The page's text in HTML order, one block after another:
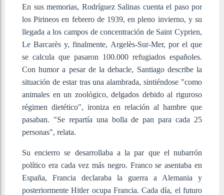
En sus memorias, Rodríguez Salinas cuenta el paso por
los Pirineos en febrero de 1939, en pleno invierno, y su
llegada a los campos de concentración de Saint Cyprien,
Le Barcarès y, finalmente, Argelès-Sur-Mer, por el que
se calcula que pasaron 100.000 refugiados españoles.
Con humor a pesar de la debacle, Santiago describe la
situación de estar tras una alambrada, sintiéndose "como
animales en un zoológico, delgados debido al riguroso
régimen dietético", ironiza en relación al hambre que
pasaban. "Se repartía una bolla de pan para cada 25
personas", relata.
Su encierro se desarrollaba a la par que el nubarrón
político era cada vez más negro. Franco se asentaba en
España, Francia declaraba la guerra a Alemania y
posteriormente Hitler ocupa Francia. Cada día, el futuro